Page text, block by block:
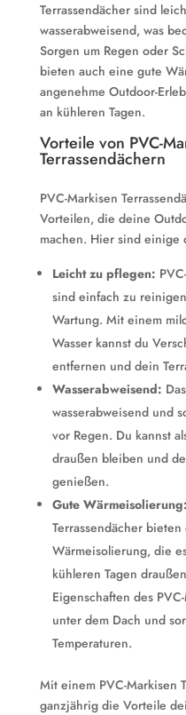
Terrassendächer sind
wasserabweisend, was
Sorgen um Regen oder
bieten auch eine gute
angenehme Outdoor-
an kühleren Tagen.
Vorteile von PVC-
Terrassendächern
PVC-Markisen
Vorteilen, die deine
machen. Hier sind
Leicht zu pflegen:
sind einfach zu
Wartung. Mit einem
Wasser kannst du
entfernen und dein
Wasserabweisend:
wasserabweisend und
vor Regen. Du kannst
draußen bleiben und
genießen.
Gute Wärmeisolierung:
Terrassendächer
Wärmeisolierung, die
kühleren Tagen
Eigenschaften des
unter dem Dach und
Temperaturen.
Mit einem PVC-Markisen
ganzjährig die Vorteile